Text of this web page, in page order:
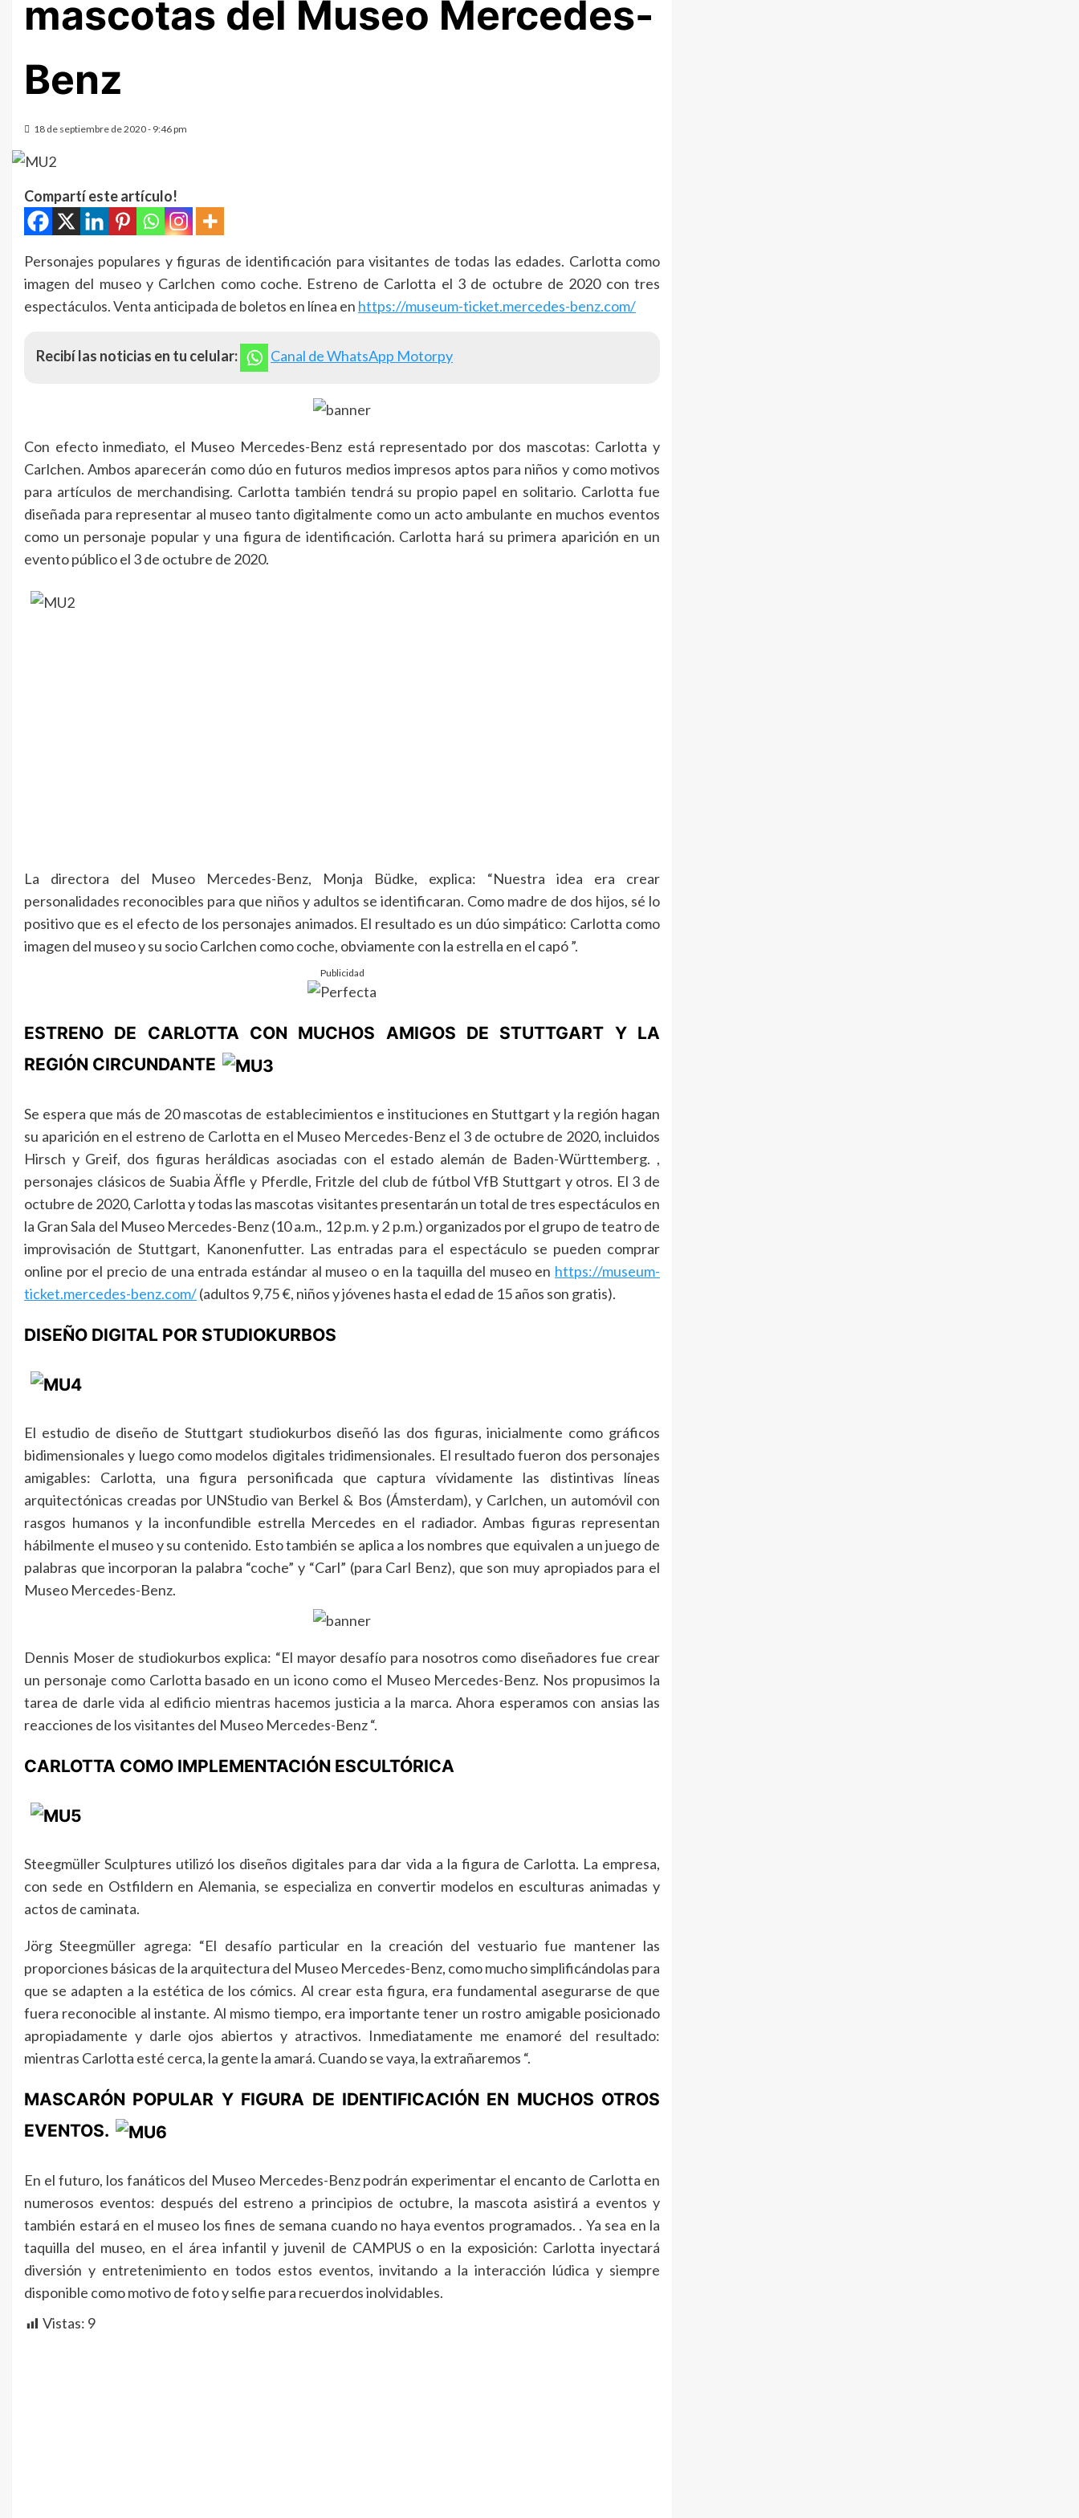
mascotas del Museo Mercedes-
Benz
18 de septiembre de 2020 - 9:46 pm
Compartí este artículo!
Personajes populares y figuras de identificación para visitantes de todas las edades. Carlotta como
imagen del museo y Carlchen como coche. Estreno de Carlotta el 3 de octubre de 2020 con tres
espectáculos. Venta anticipada de boletos en línea en https://museum-ticket.mercedes-benz.com/
Recibí las noticias en tu celular: Canal de WhatsApp Motorpy
Con efecto inmediato, el Museo Mercedes-Benz está representado por dos mascotas: Carlotta y
Carlchen. Ambos aparecerán como dúo en futuros medios impresos aptos para niños y como motivos
para artículos de merchandising. Carlotta también tendrá su propio papel en solitario. Carlotta fue
diseñada para representar al museo tanto digitalmente como un acto ambulante en muchos eventos
como un personaje popular y una figura de identificación. Carlotta hará su primera aparición en un
evento público el 3 de octubre de 2020.
La directora del Museo Mercedes-Benz, Monja Büdke, explica: “Nuestra idea era crear
personalidades reconocibles para que niños y adultos se identificaran. Como madre de dos hijos, sé lo
positivo que es el efecto de los personajes animados. El resultado es un dúo simpático: Carlotta como
imagen del museo y su socio Carlchen como coche, obviamente con la estrella en el capó ”.
Publicidad
ESTRENO DE CARLOTTA CON MUCHOS AMIGOS DE STUTTGART Y LA
REGIÓN CIRCUNDANTE
Se espera que más de 20 mascotas de establecimientos e instituciones en Stuttgart y la región hagan
su aparición en el estreno de Carlotta en el Museo Mercedes-Benz el 3 de octubre de 2020, incluidos
Hirsch y Greif, dos figuras heráldicas asociadas con el estado alemán de Baden-Württemberg. ,
personajes clásicos de Suabia Äffle y Pferdle, Fritzle del club de fútbol VfB Stuttgart y otros. El 3 de
octubre de 2020, Carlotta y todas las mascotas visitantes presentarán un total de tres espectáculos en
la Gran Sala del Museo Mercedes-Benz (10 a.m., 12 p.m. y 2 p.m.) organizados por el grupo de teatro de
improvisación de Stuttgart, Kanonenfutter. Las entradas para el espectáculo se pueden comprar
online por el precio de una entrada estándar al museo o en la taquilla del museo en https://museum-
ticket.mercedes-benz.com/(adultos 9,75 €, niños y jóvenes hasta el edad de 15 años son gratis).
DISEÑO DIGITAL POR STUDIOKURBOS
El estudio de diseño de Stuttgart studiokurbos diseñó las dos figuras, inicialmente como gráficos
bidimensionales y luego como modelos digitales tridimensionales. El resultado fueron dos personajes
amigables: Carlotta, una figura personificada que captura vívidamente las distintivas líneas
arquitectónicas creadas por UNStudio van Berkel & Bos (Ámsterdam), y Carlchen, un automóvil con
rasgos humanos y la inconfundible estrella Mercedes en el radiador. Ambas figuras representan
hábilmente el museo y su contenido. Esto también se aplica a los nombres que equivalen a un juego de
palabras que incorporan la palabra “coche” y “Carl” (para Carl Benz), que son muy apropiados para el
Museo Mercedes-Benz.
Dennis Moser de studiokurbos explica: “El mayor desafío para nosotros como diseñadores fue crear
un personaje como Carlotta basado en un icono como el Museo Mercedes-Benz. Nos propusimos la
tarea de darle vida al edificio mientras hacemos justicia a la marca. Ahora esperamos con ansias las
reacciones de los visitantes del Museo Mercedes-Benz “.
CARLOTTA COMO IMPLEMENTACIÓN ESCULTÓRICA
Steegmüller Sculptures utilizó los diseños digitales para dar vida a la figura de Carlotta. La empresa,
con sede en Ostfildern en Alemania, se especializa en convertir modelos en esculturas animadas y
actos de caminata.
Jörg Steegmüller agrega: “El desafío particular en la creación del vestuario fue mantener las
proporciones básicas de la arquitectura del Museo Mercedes-Benz, como mucho simplificándolas para
que se adapten a la estética de los cómics. Al crear esta figura, era fundamental asegurarse de que
fuera reconocible al instante. Al mismo tiempo, era importante tener un rostro amigable posicionado
apropiadamente y darle ojos abiertos y atractivos. Inmediatamente me enamoré del resultado:
mientras Carlotta esté cerca, la gente la amará. Cuando se vaya, la extrañaremos “.
MASCARÓN POPULAR Y FIGURA DE IDENTIFICACIÓN EN MUCHOS OTROS
EVENTOS.
En el futuro, los fanáticos del Museo Mercedes-Benz podrán experimentar el encanto de Carlotta en
numerosos eventos: después del estreno a principios de octubre, la mascota asistirá a eventos y
también estará en el museo los fines de semana cuando no haya eventos programados. . Ya sea en la
taquilla del museo, en el área infantil y juvenil de CAMPUS o en la exposición: Carlotta inyectará
diversión y entretenimiento en todos estos eventos, invitando a la interacción lúdica y siempre
disponible como motivo de foto y selfie para recuerdos inolvidables.
Vistas: 9